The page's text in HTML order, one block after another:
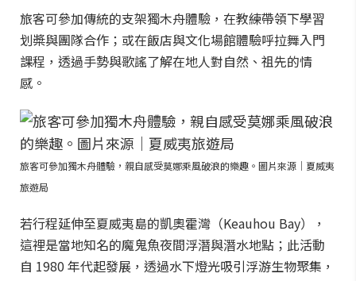
旅客可參加傳統的支架獨木舟體驗，在教練帶領下學習
划槳與團隊合作；或在飯店與文化場館體驗呼拉舞入門
課程，透過手勢與歌謠了解在地人對自然、祖先的情
感。
旅客可參加獨木舟體驗，親自感受莫娜乘風破浪的樂趣。圖片來源｜夏威夷
旅遊局
若行程延伸至夏威夷島的凱奧霍灣（Keauhou Bay），
這裡是當地知名的魔鬼魚夜間浮潛與潛水地點；此活動
自 1980 年代起發展，透過水下燈光吸引浮游生物聚集，